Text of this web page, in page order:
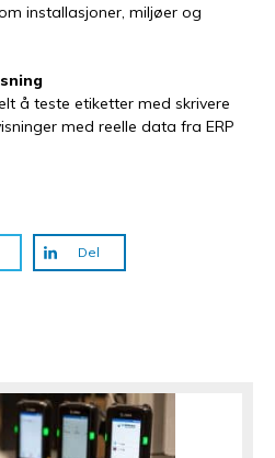
installasjoner, miljøer og
å teste etiketter med skrivere
med reelle data fra ERP
Del